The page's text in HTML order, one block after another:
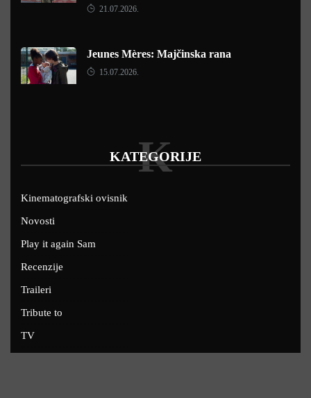
21.07.2026.
Jeunes Mères: Majčinska rana
15.07.2026.
KATEGORIJE
K
Kinematografski ovisnik
Novosti
Play it again Sam
Recenzije
Traileri
Tribute to
TV